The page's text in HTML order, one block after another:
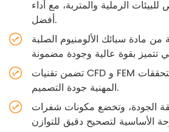
الرملية والمتربة، مع أداء
أفضل.
من مادة سبائك الألومنيوم الصلبة
تضمن تقنيات CFD و FEM وغيرها من التحليلات والتحققات
المهنية جودة التصميم.
الجودة، وتخضع مكونات شفرات